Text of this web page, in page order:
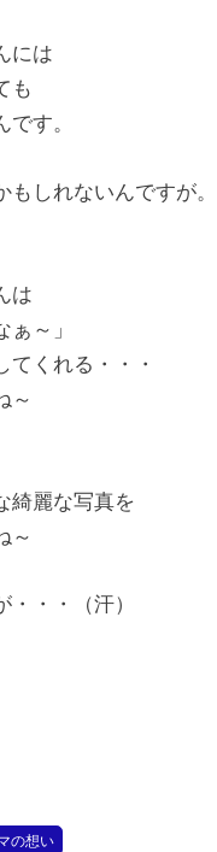
には
も
す。
しれないんですが。
は
～」
てくれる・・・
～
綺麗な写真を
～
・・（汗）
の想い